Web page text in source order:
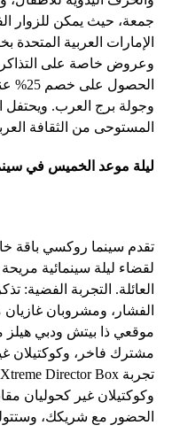
جمعة، حيث يمكن للزوار
وعروض خاصة على التذاكر
المستوحى من الثقافة العربية، مع
ليلة موعد الخميس في
تقدم سينما روكسي باقة
لقضاء ليلة سينمائية مريحة
العائلة. التجربة الفضية:
موقعي ذا بيتش ودبي هيلز
الحضور مع شريكك،